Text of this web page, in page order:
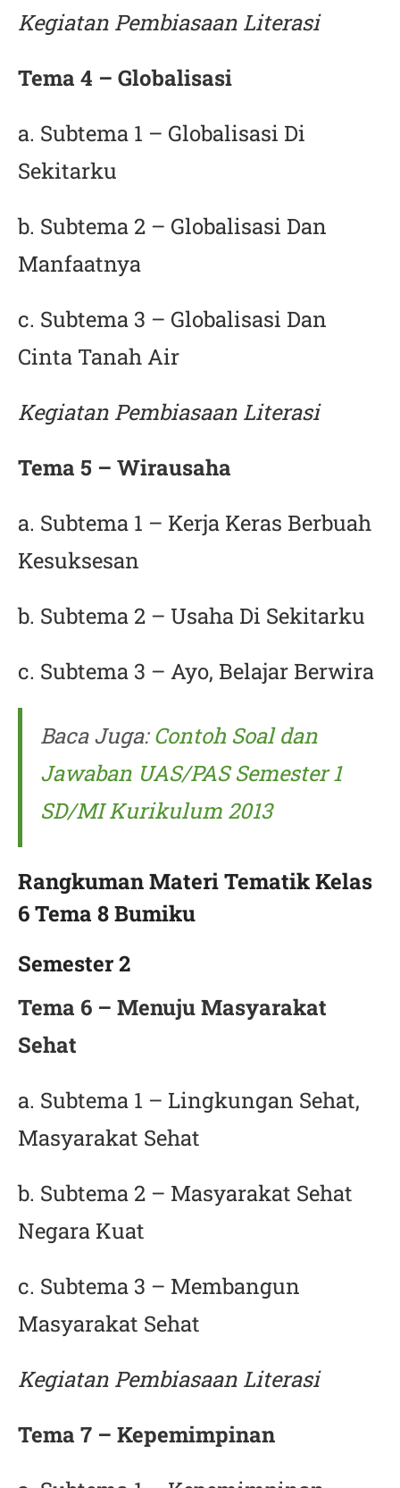
Kegiatan Pembiasaan Literasi
Tema 4 – Globalisasi
a. Subtema 1 – Globalisasi Di
Sekitarku
b. Subtema 2 – Globalisasi Dan
Manfaatnya
c. Subtema 3 – Globalisasi Dan
Cinta Tanah Air
Kegiatan Pembiasaan Literasi
Tema 5 – Wirausaha
a. Subtema 1 – Kerja Keras Berbuah
Kesuksesan
b. Subtema 2 – Usaha Di Sekitarku
c. Subtema 3 – Ayo, Belajar Berwira
Baca Juga:Contoh Soal dan
Jawaban UAS/PAS Semester 1
SD/MI Kurikulum 2013
Rangkuman Materi Tematik Kelas
6 Tema 8 Bumiku
Semester 2
Tema 6 – Menuju Masyarakat
Sehat
a. Subtema 1 – Lingkungan Sehat,
Masyarakat Sehat
b. Subtema 2 – Masyarakat Sehat
Negara Kuat
c. Subtema 3 – Membangun
Masyarakat Sehat
Kegiatan Pembiasaan Literasi
Tema 7 – Kepemimpinan